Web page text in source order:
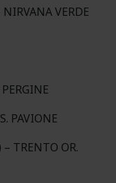
VERDE
PAVIONE
TRENTO OR.